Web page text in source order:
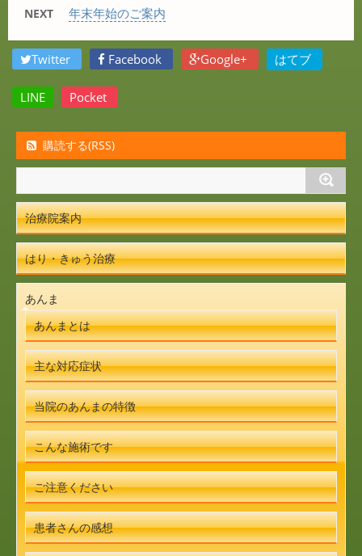
NEXT 年末年始のご案内
Twitter Facebook Google+ はてブ
LINE Pocket
購読する(RSS)
治療院案内
はり・きゅう治療
あんま
あんまとは
主な対応症状
当院のあんまの特徴
こんな施術です
ご注意ください
患者さんの感想